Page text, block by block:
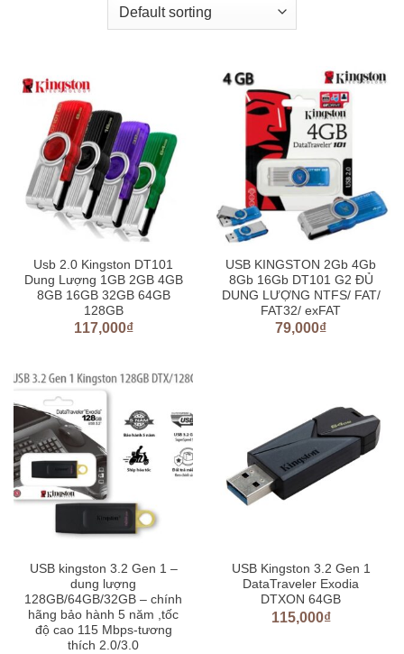
Usb 2.0 Kingston DT101
Dung Lượng 1GB 2GB 4GB
8GB 16GB 32GB 64GB
128GB
117,000₫
USB KINGSTON 2Gb 4Gb
8Gb 16Gb DT101 G2 ĐỦ
DUNG LƯỢNG NTFS/ FAT/
FAT32/ exFAT
79,000₫
USB kingston 3.2 Gen 1 –
dung lượng
128GB/64GB/32GB – chính
hãng bảo hành 5 năm ,tốc
độ cao 115 Mbps-tương
thích 2.0/3.0
USB Kingston 3.2 Gen 1
DataTraveler Exodia
DTXON 64GB
115,000₫